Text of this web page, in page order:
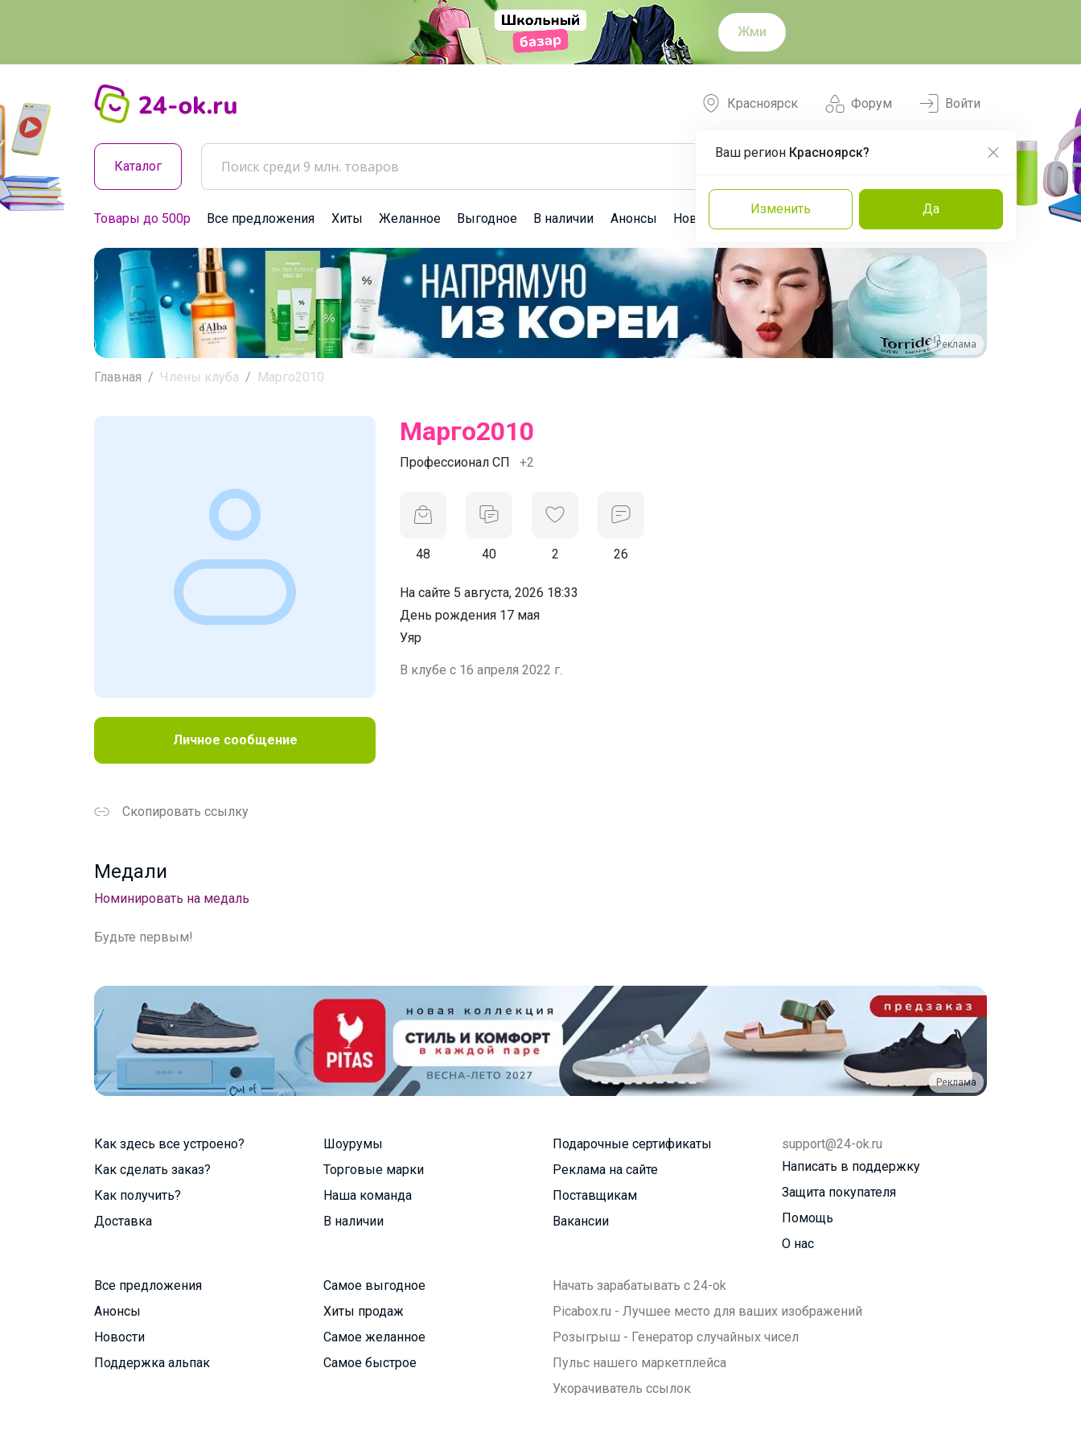
Жми
Форум
Красноярск
Ваш регион Красноярск?
Изменить Да
Войти
Каталог
Товары до 500р Все предложения Хиты Желанное Выгодное В наличии Анонсы Новости Команда Эксперты
Реклама
Главная Члены клуба Марго2010
Личное сообщение
Скопировать ссылку
Медали
Номинировать на медаль
Будьте первым!
Марго2010
Профессионал СП +2
48 40 2 26
На сайте 5 августа, 2026 18:33
День рождения 17 мая
Уяр
В клубе с 16 апреля 2022 г.
Реклама
Как здесь все устроено?
Как сделать заказ?
Как получить?
Доставка
Шоурумы
Торговые марки
Наша команда
В наличии
Подарочные сертификаты
Реклама на сайте
Поставщикам
Вакансии
support@24-ok.ru
Написать в поддержку
Защита покупателя
Помощь
О нас
Все предложения
Анонсы
Новости
Поддержка альпак
Самое выгодное
Хиты продаж
Самое желанное
Самое быстрое
Начать зарабатывать с 24-ok
Picabox.ru - Лучшее место для ваших изображений
Розыгрыш - Генератор случайных чисел
Пульс нашего маркетплейса
Укорачиватель ссылок